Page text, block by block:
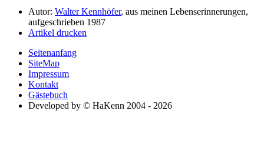
Autor: Walter Kennhöfer, aus meinen Lebenserinnerungen,
aufgeschrieben 1987
Artikel drucken
Seitenanfang
SiteMap
Impressum
Kontakt
Gästebuch
Developed by © HaKenn 2004 - 2026